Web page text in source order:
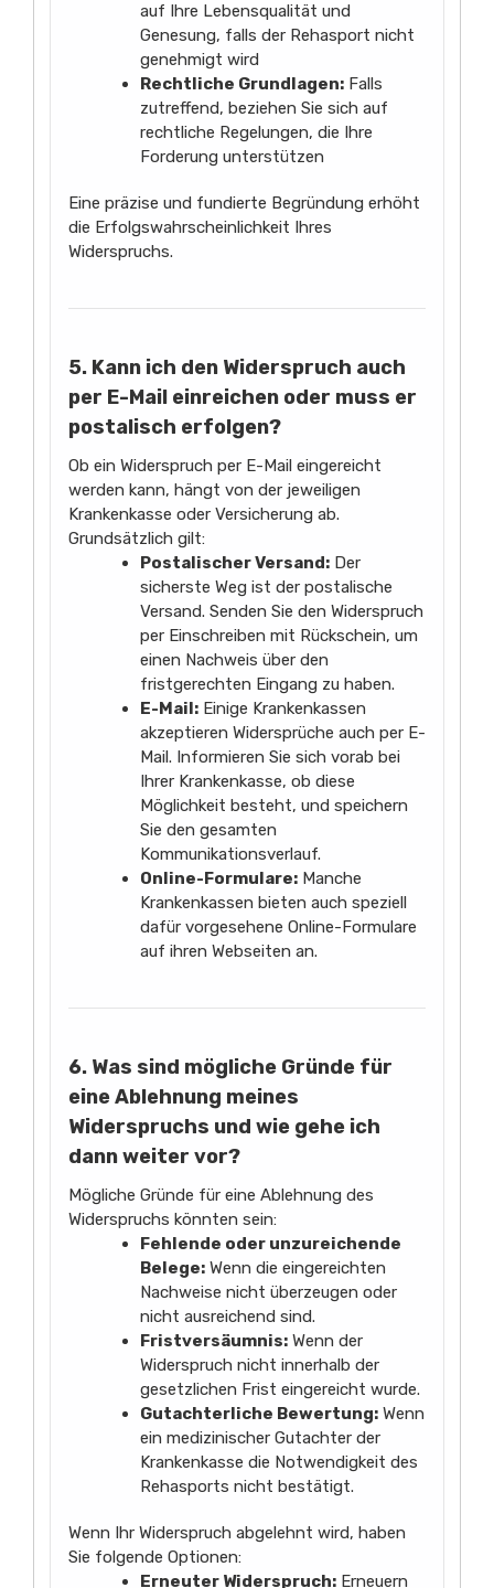
auf Ihre Lebensqualität und
Genesung, falls der Rehasport nicht
genehmigt wird
Rechtliche Grundlagen: Falls
zutreffend, beziehen Sie sich auf
rechtliche Regelungen, die Ihre
Forderung unterstützen
Eine präzise und fundierte Begründung erhöht
die Erfolgswahrscheinlichkeit Ihres
Widerspruchs.
5. Kann ich den Widerspruch auch
per E-Mail einreichen oder muss er
postalisch erfolgen?
Ob ein Widerspruch per E-Mail eingereicht
werden kann, hängt von der jeweiligen
Krankenkasse oder Versicherung ab.
Grundsätzlich gilt:
Postalischer Versand: Der
sicherste Weg ist der postalische
Versand. Senden Sie den Widerspruch
per Einschreiben mit Rückschein, um
einen Nachweis über den
fristgerechten Eingang zu haben.
E-Mail: Einige Krankenkassen
akzeptieren Widersprüche auch per E-
Mail. Informieren Sie sich vorab bei
Ihrer Krankenkasse, ob diese
Möglichkeit besteht, und speichern
Sie den gesamten
Kommunikationsverlauf.
Online-Formulare: Manche
Krankenkassen bieten auch speziell
dafür vorgesehene Online-Formulare
auf ihren Webseiten an.
6. Was sind mögliche Gründe für
eine Ablehnung meines
Widerspruchs und wie gehe ich
dann weiter vor?
Mögliche Gründe für eine Ablehnung des
Widerspruchs könnten sein:
Fehlende oder unzureichende
Belege: Wenn die eingereichten
Nachweise nicht überzeugen oder
nicht ausreichend sind.
Fristversäumnis: Wenn der
Widerspruch nicht innerhalb der
gesetzlichen Frist eingereicht wurde.
Gutachterliche Bewertung: Wenn
ein medizinischer Gutachter der
Krankenkasse die Notwendigkeit des
Rehasports nicht bestätigt.
Wenn Ihr Widerspruch abgelehnt wird, haben
Sie folgende Optionen:
Erneuter Widerspruch: Erneuern